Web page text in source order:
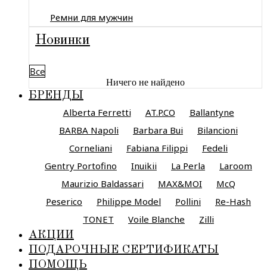
Ремни для мужчин
Новинки
Все
Ничего не найдено
БРЕНДЫ
Alberta Ferretti
AT.P.CO
Ballantyne
BARBA Napoli
Barbara Bui
Bilancioni
Corneliani
Fabiana Filippi
Fedeli
Gentry Portofino
Inuikii La Perla
Laroom
Maurizio Baldassari
MAX&MOI
McQ
Peserico
Philippe Model Pollini
Re-Hash
TONET
Voile Blanche
Zilli
АКЦИИ
ПОДАРОЧНЫЕ СЕРТИФИКАТЫ
ПОМОЩЬ